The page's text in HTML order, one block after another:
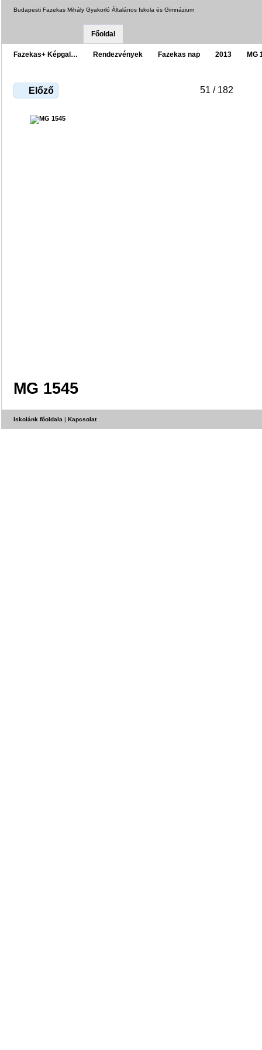
Budapesti Fazekas Mihály Gyakorló Általános Iskola és Gimnázium
Főoldal
Fazekas+ Képgal… Rendezvények Fazekas nap 2013 MG
Előző 51 / 182
MG 1545
Iskolánk főoldala | Kapcsolat